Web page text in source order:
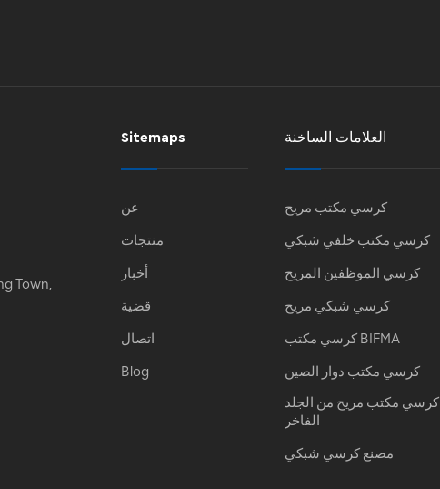
Town,
Sitemaps
عن
منتجات
أخبار
قضية
اتصال
Blog
العلامات الساخنة
كرسي مكتب مريح
كرسي مكتب خلفي شبكي
كرسي الموظفين المريح
كرسي شبكي مريح
كرسي مكتب BIFMA
كرسي مكتب دوار الصين
كرسي مكتب مريح من الجلد
الفاخر
مصنع كرسي شبكي